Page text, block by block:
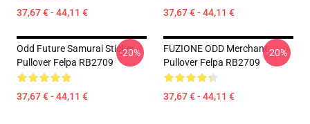
37,67 € - 44,11 € 37,67 € - 44,11 €
Odd Future Samurai Sticker
Pullover Felpa RB2709
37,67 € - 44,11 €
-20%
FUZIONE ODD Merchant
Pullover Felpa RB2709
37,67 € - 44,11 €
-20%